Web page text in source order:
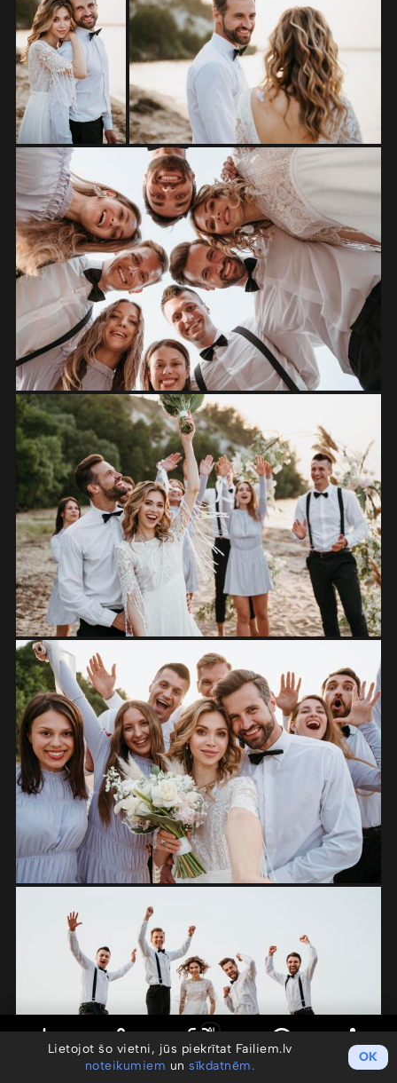
Koplietot Darbības
Meklēt pēc sejas
AI
Lietojot šo vietni, jūs piekrītat Failiem.lv
noteikumiem unsīkdatnēm.
OK